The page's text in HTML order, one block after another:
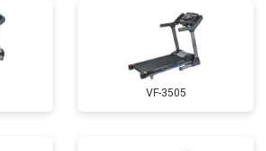
VF-3505